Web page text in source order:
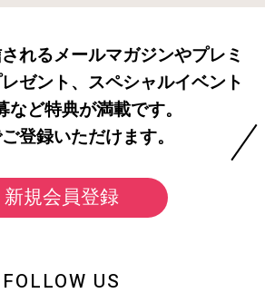
れるメールマガジンやプレミ
ゼント、スペシャルイベント
など特典が満載です。
登録いただけます。
新規会員登録
FOLLOW US